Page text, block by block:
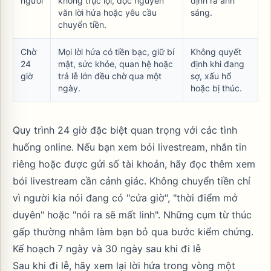
văn lời hứa hoặc yêu cầu
chuyển tiền.
sáng.
Chờ
24
giờ
Mọi lời hứa có tiền bạc, giữ bí
mật, sức khỏe, quan hệ hoặc
trả lễ lớn đều chờ qua một
ngày.
Không quyết
định khi đang
sợ, xấu hổ
hoặc bị thúc.
Quy trình 24 giờ đặc biệt quan trọng với các tình
huống online. Nếu bạn xem bói livestream, nhắn tin
riêng hoặc được gửi số tài khoản, hãy đọc thêm xem
bói livestream cần cảnh giác. Không chuyển tiền chỉ
vì người kia nói đang có "cửa giờ", "thời điểm mở
duyên" hoặc "nói ra sẽ mất linh". Những cụm từ thúc
gấp thường nhằm làm bạn bỏ qua bước kiểm chứng.
Kế hoạch 7 ngày và 30 ngày sau khi đi lễ
Sau khi đi lễ, hãy xem lại lời hứa trong vòng một